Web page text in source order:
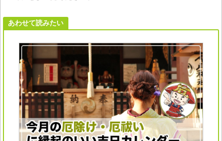
あわせて読みたい